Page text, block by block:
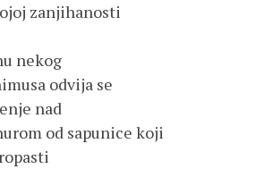
zanjihanosti
nekog
odvija se
nad
od sapunice koji